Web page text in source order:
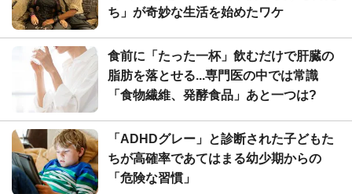
ち」が奇妙な生活を始めたワケ
食前に「たった一杯」飲むだけで肝臓の
脂肪を落とせる...専門医の中では常識
「食物繊維、発酵食品」あと一つは?
「ADHDグレー」と診断された子どもた
ちが高確率であてはまる幼少期からの
「危険な習慣」